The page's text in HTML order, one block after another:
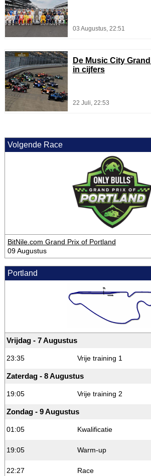
03 Augustus, 22:51
De Music City
in cijfers
22 Juli, 22:53
Volgende Race
BitNile.com Grand Prix of Portland
09 Augustus
Portland
Vrijdag - 7 Augustus
23:35 Vrije training 1
Zaterdag - 8 Augustus
19:05 Vrije training 2
Zondag - 9 Augustus
01:05 Kwalificatie
19:05 Warm-up
22:27 Race